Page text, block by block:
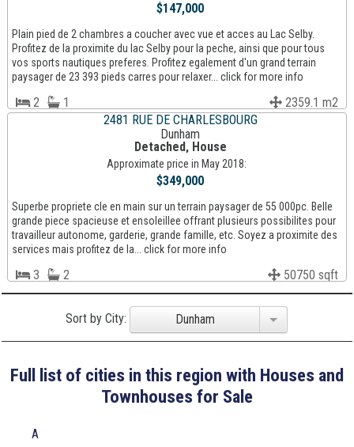
$147,000
Plain pied de 2 chambres a coucher avec vue et acces au Lac Selby.
Profitez de la proximite du lac Selby pour la peche, ainsi que pour tous
vos sports nautiques preferes. Profitez egalement d'un grand terrain
paysager de 23 393 pieds carres pour relaxer... click for more info
2 1
2359.1 m2
2481 RUE DE CHARLESBOURG
Dunham
Detached, House
Approximate price in May 2018:
$349,000
Superbe propriete cle en main sur un terrain paysager de 55 000pc. Belle
grande piece spacieuse et ensoleillee offrant plusieurs possibilites pour
travailleur autonome, garderie, grande famille, etc. Soyez a proximite des
services mais profitez de la... click for more info
3 2 50750 sqft
Sort by City: Dunham
Full list of cities in this region with Houses and
Townhouses for Sale
A